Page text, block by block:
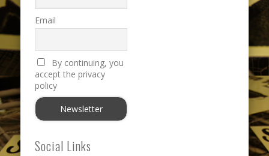
Email
By continuing, you
accept the privacy
policy
Social Links